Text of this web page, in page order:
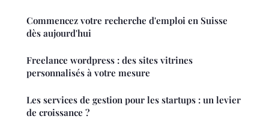
Commencez votre recherche d'emploi en Suisse
dès aujourd'hui
Freelance wordpress : des sites vitrines
personnalisés à votre mesure
Les services de gestion pour les startups : un levier
de croissance ?